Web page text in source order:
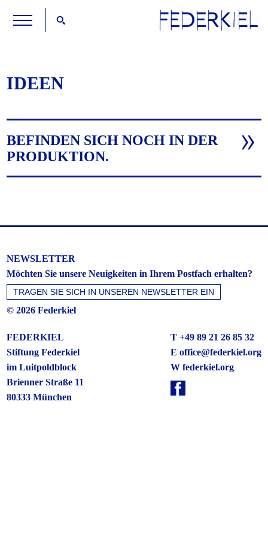
IDEEN
BEFINDEN SICH NOCH IN DER
PRODUKTION.
NEWSLETTER
Möchten Sie unsere Neuigkeiten in Ihrem Postfach erhalten?
© 2026 Federkiel
FEDERKIEL
Stiftung Federkiel
im Luitpoldblock
Brienner Straße 11
80333 München
T +49 89 21 26 85 32
E office@federkiel.org
W federkiel.org